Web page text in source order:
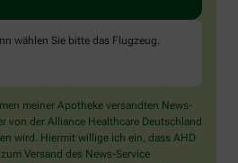
wählen Sie bitte das Flugzeug.
meiner Apotheke versandten News-
von der Alliance Healthcare Deutschland
wird. Hiermit willige ich ein, dass AHD
Versand des News-Service